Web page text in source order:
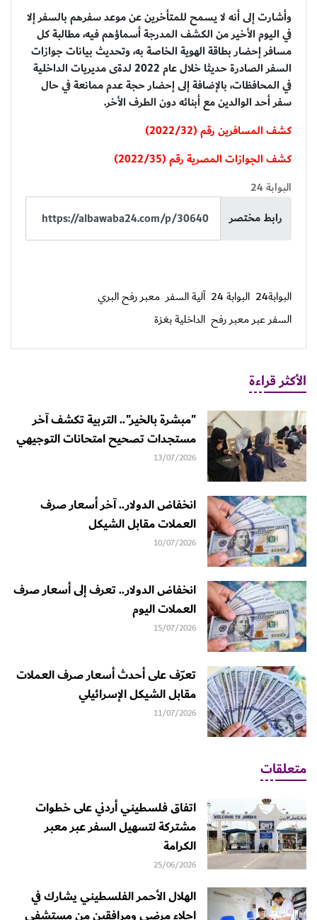
وأشارت إلى أنه لا يسمح للمتأخرين عن موعد سفرهم بالسفر إلا
في اليوم الأخير من الكشف المدرجة أسماؤهم فيه، مطالبة كل
مسافر إحضار بطاقة الهوية الخاصة به، وتحديث بيانات جوازات
السفر الصادرة حديثا خلال عام 2022 لدةى مديريات الداخلية
في المحافظات، بالإضافة إلى إحضار حجة عدم ممانعة في حال
سفر أحد الوالدين مع أبنائه دون الطرف الأخر.
كشف المسافرين رقم (2022/32)
كشف الجوازات المصرية رقم (2022/35)
البوابة 24
رابط مختصر
البوابة24 البوابة 24 آلية السفر معبر رفح البري
السفر عبر معبر رفح الداخلية بغزة
الأكثر قراءة
"مبشرة بالخير".. التربية تكشف آخر
مستجدات تصحيح امتحانات التوجيهي
13/07/2026
انخفاض الدولار.. آخر أسعار صرف
العملات مقابل الشيكل
10/07/2026
انخفاض الدولار.. تعرف إلى أسعار صرف
العملات اليوم
15/07/2026
تعرّف على أحدث أسعار صرف العملات
مقابل الشيكل الإسرائيلي
11/07/2026
متعلقات
اتفاق فلسطيني أردني على خطوات
مشتركة لتسهيل السفر عبر معبر
الكرامة
25/06/2026
الهلال الأحمر الفلسطيني يشارك في